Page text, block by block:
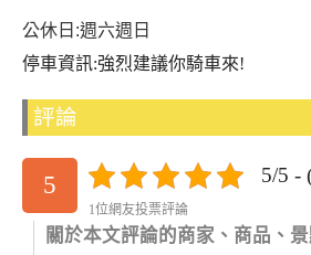
公休日:週六週日
停車資訊:強烈建議你騎車來!
評論
5 5/5 -
1位網友投票評論
關於本文評論的商家、商品、